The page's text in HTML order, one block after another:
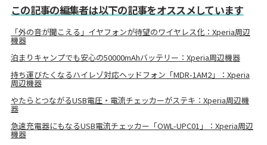
この記事の編集者は以下の記事をオススメしています
「外の音が聞こえる」イヤフォンが待望のワイヤレス化：Xperia周辺
機器
泊まりキャンプでも安心の50000mAhバッテリー：Xperia周辺機器
持ち運びたくなるハイレゾ対応ヘッドフォン「MDR-1AM2」：Xperia
周辺機器
やたらとつながるUSB電圧・電流チェッカーがステキ：Xperia周辺機
器
急速充電器にもなるUSB電流チェッカー「OWL-UPC01」：Xperia周辺
機器